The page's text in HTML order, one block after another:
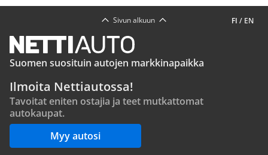
FI / EN
Sivun alkuun
Suomen suosituin autojen markkinapaikka
Ilmoita Nettiautossa!
Tavoitat eniten ostajia ja teet mutkattomat
autokaupat.
Myy autosi